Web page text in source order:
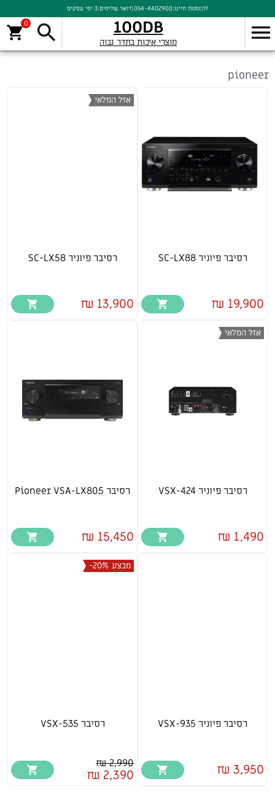
להזמנות חייגו:054-4402900
|דואר שליחים:3 ימי עסקים
100DB
מוצרי איכות בתדר גבוה
0
pioneer
רסיבר פיוניר SC-LX88
19,900 ₪
אזל המלאי
רסיבר פיוניר SC-LX58
13,900 ₪
אזל המלאי
רסיבר פיוניר VSX-424
1,490 ₪
רסיבר Pioneer VSA-LX805
15,450 ₪
רסיבר פיוניר VSX-935
3,950 ₪
מבצע -20%
רסיבר VSX-535
2,990 ₪
2,390 ₪
7 תוצאות (מציג 1 - 7) סינון